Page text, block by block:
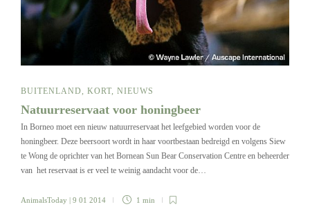
BUITENLAND, KORT, NIEUWS
Natuurreservaat voor honingbeer
In Borneo moet een nieuw natuurreservaat het leefgebied worden voor de
honingbeer. Deze beersoort wordt in haar voortbestaan bedreigd en volgens Siew
te Wong de oprichter van het Bornean Sun Bear Conservation Centre en beheerder
van het reservaat is er veel te weinig aandacht voor de…
AnimalsToday | 9 01 2014 1 min